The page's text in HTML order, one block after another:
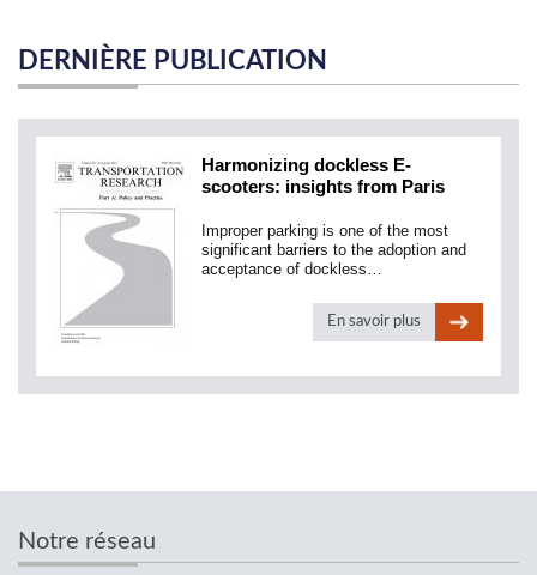
DERNIÈRE PUBLICATION
Harmonizing dockless E-
scooters: insights from Paris
Improper parking is one of the most
significant barriers to the adoption and
acceptance of dockless…
En savoir plus
Notre réseau